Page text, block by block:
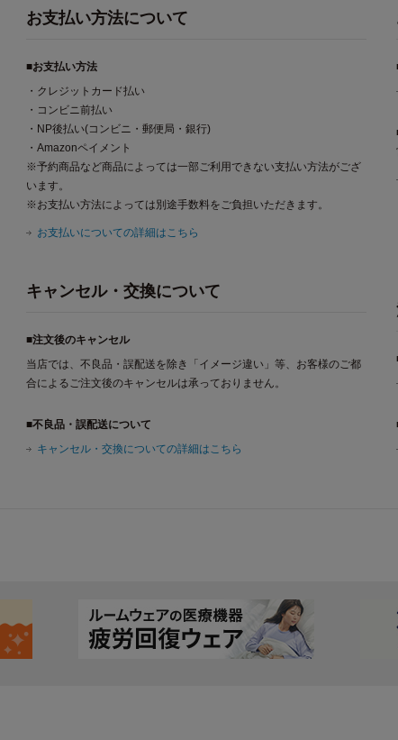
お支払い方法について
■お支払い方法
・クレジットカード払い
・コンビニ前払い
・NP後払い(コンビニ・郵便局・銀行)
・Amazonペイメント
※予約商品など商品によっては一部ご利用できない支払い方法がござ
います。
※お支払い方法によっては別途手数料をご負担いただきます。
お支払いについての詳細はこちら
キャンセル・交換について
■注文後のキャンセル
当店では、不良品・誤配送を除き「イメージ違い」等、お客様のご都
合によるご注文後のキャンセルは承っておりません。
■不良品・誤配送について
キャンセル・交換についての詳細はこちら